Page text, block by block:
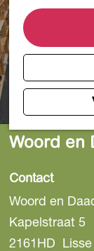
r
d
e
h
o
m
Woord en
Contact
Woord en
Kapelstraat 5
2161HD Lisse